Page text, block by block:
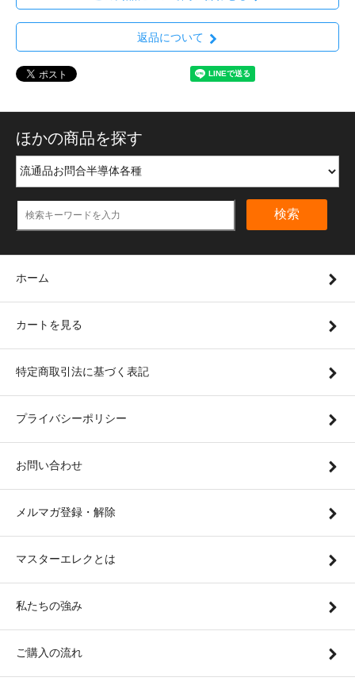
返品について
ほかの商品を探す
検索
ホーム
カートを見る
特定商取引法に基づく表記
プライバシーポリシー
お問い合わせ
メルマガ登録・解除
マスターエレクとは
私たちの強み
ご購入の流れ